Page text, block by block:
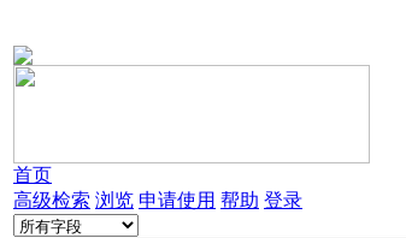
首页
高级检索 浏览 申请使用 帮助 登录